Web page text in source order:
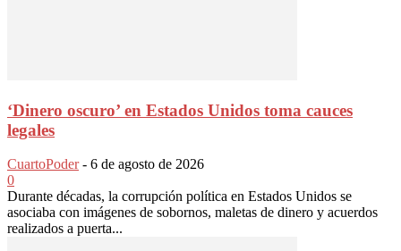
‘Dinero oscuro’ en Estados Unidos toma cauces
legales
CuartoPoder - 6 de agosto de 2026
0
Durante décadas, la corrupción política en Estados Unidos se
asociaba con imágenes de sobornos, maletas de dinero y acuerdos
realizados a puerta...